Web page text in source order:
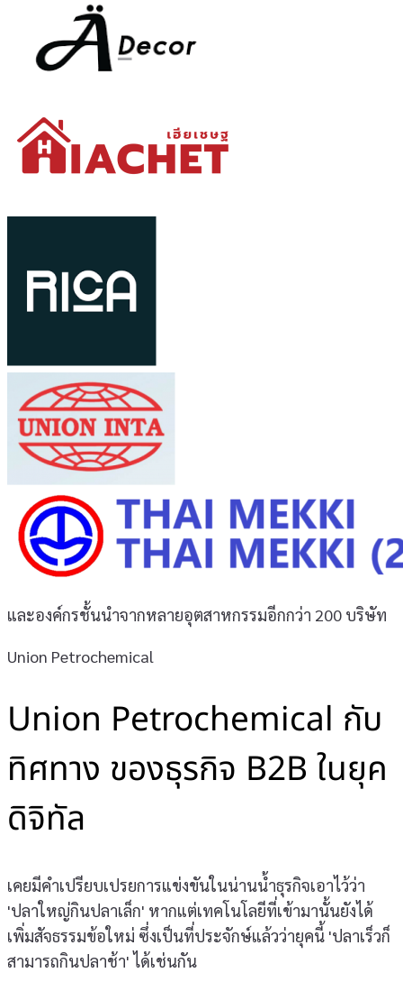
และองค์กรชั้นนำจากหลายอุตสาหกรรมอีกกว่า 200 บริษัท
Union Petrochemical
Union Petrochemical กับ
ทิศทาง ของธุรกิจ B2B ในยุค
ดิจิทัล
เคยมีคำเปรียบเปรยการแข่งขันในน่านน้ำธุรกิจเอาไว้ว่า
'ปลาใหญ่กินปลาเล็ก' หากแต่เทคโนโลยีที่เข้ามานั้นยังได้
เพิ่มสัจธรรมข้อใหม่ ซึ่งเป็นที่ประจักษ์แล้วว่ายุคนี้ 'ปลาเร็วก็
สามารถกินปลาช้า' ได้เช่นกัน